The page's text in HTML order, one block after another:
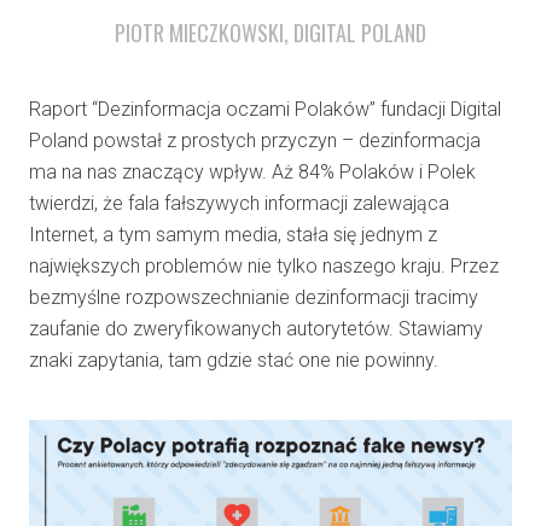
PIOTR MIECZKOWSKI, DIGITAL POLAND
Raport “Dezinformacja oczami Polaków” fundacji Digital
Poland powstał z prostych przyczyn – dezinformacja
ma na nas znaczący wpływ. Aż 84% Polaków i Polek
twierdzi, że fala fałszywych informacji zalewająca
Internet, a tym samym media, stała się jednym z
największych problemów nie tylko naszego kraju. Przez
bezmyślne rozpowszechnianie dezinformacji tracimy
zaufanie do zweryfikowanych autorytetów. Stawiamy
znaki zapytania, tam gdzie stać one nie powinny.